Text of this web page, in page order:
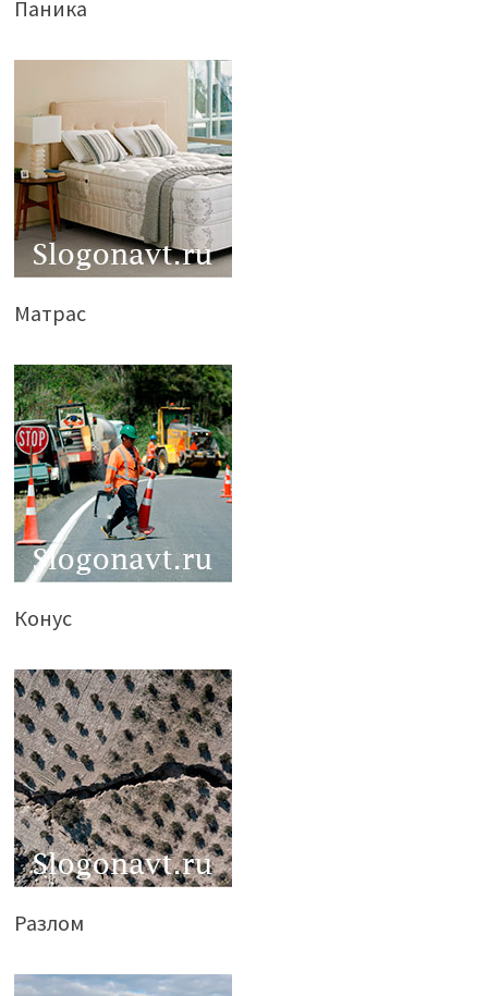
Паника
Матрас
Конус
Разлом